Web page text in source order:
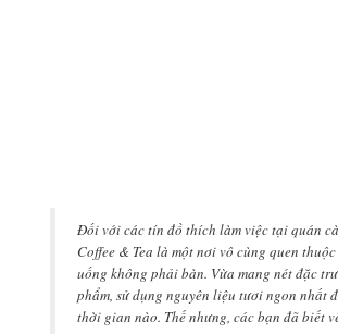
Đối với các tín đồ thích làm việc tại quán
Coffee & Tea là một nơi vô cùng quen
uống không phải bàn. Vừa mang nét đặc
phẩm, sử dụng nguyên liệu tươi ngon nhất
thời gian nào. Thế nhưng, các bạn đã biết